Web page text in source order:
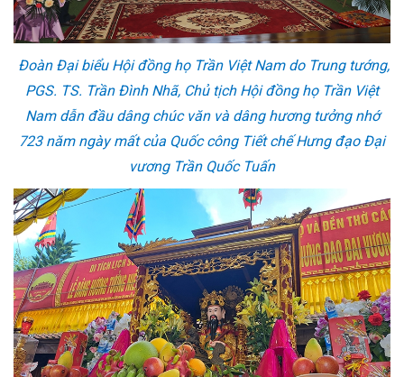
Đoàn Đại biểu Hội đồng họ Trần Việt Nam do Trung tướng,
PGS. TS. Trần Đình Nhã, Chủ tịch Hội đồng họ Trần Việt
Nam dẫn đầu dâng chúc văn và dâng hương tưởng nhớ
723 năm ngày mất của Quốc công Tiết chế Hưng đạo Đại
vương Trần Quốc Tuấn